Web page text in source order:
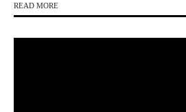
READ MORE
Keterangan Gambar: Kondisi banjir merendam kawasan permukiman dan fasilitas umum di Lintas Melawi, Sintang, saat hujan deras, diduga akibat saluran drainase yang tertutup.